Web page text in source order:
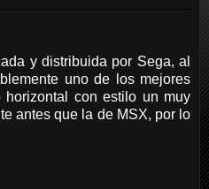
y distribuida por Sega, al
uno de los mejores
con estilo un muy
antes que la de MSX, por lo